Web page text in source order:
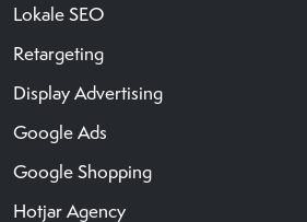
Lokale SEO
Retargeting
Display Advertising
Google Ads
Google Shopping
Hotjar Agency